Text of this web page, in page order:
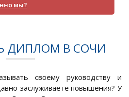
мы?
ДИПЛОМ В СОЧИ
своему руководству и
заслуживаете повышения? У